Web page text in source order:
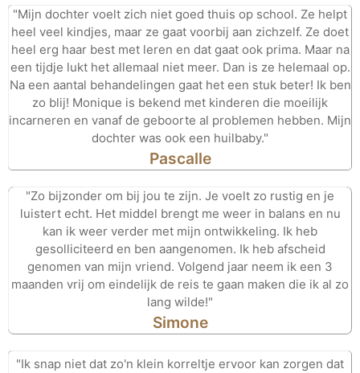
"Mijn dochter voelt zich niet goed thuis op school. Ze helpt
heel veel kindjes, maar ze gaat voorbij aan zichzelf. Ze doet
heel erg haar best met leren en dat gaat ook prima. Maar na
een tijdje lukt het allemaal niet meer. Dan is ze helemaal op.
Na een aantal behandelingen gaat het een stuk beter! Ik ben
zo blij! Monique is bekend met kinderen die moeilijk
incarneren en vanaf de geboorte al problemen hebben. Mijn
dochter was ook een huilbaby."
Pascalle
"Zo bijzonder om bij jou te zijn. Je voelt zo rustig en je
luistert echt. Het middel brengt me weer in balans en nu
kan ik weer verder met mijn ontwikkeling. Ik heb
gesolliciteerd en ben aangenomen. Ik heb afscheid
genomen van mijn vriend. Volgend jaar neem ik een 3
maanden vrij om eindelijk de reis te gaan maken die ik al zo
lang wilde!"
Simone
"Ik snap niet dat zo'n klein korreltje ervoor kan zorgen dat